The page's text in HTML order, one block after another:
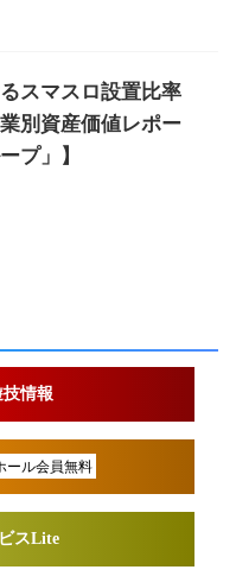
スマスロ設置比率
別資産価値レポー
プ」】
情報
ール会員無料
スLite